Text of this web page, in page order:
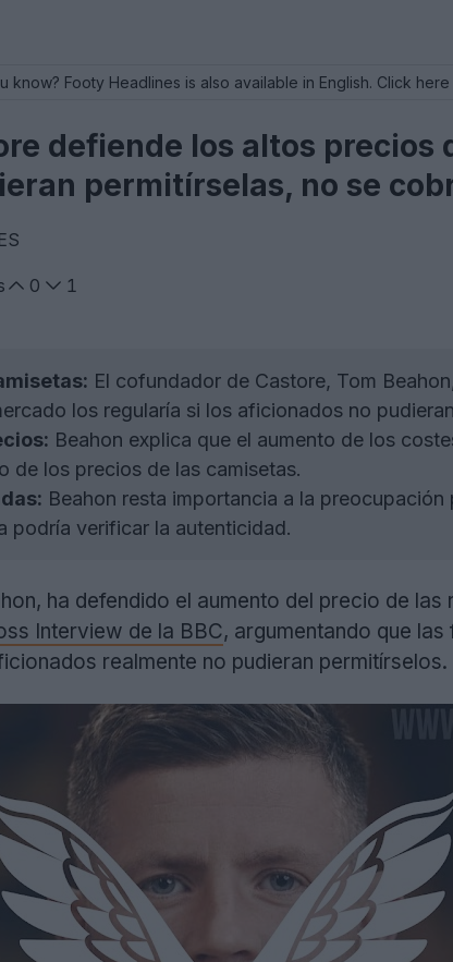
know? Footy Headlines is also available in English. Click here
defiende los altos precios
permitírselas, no se
0
1
El cofundador de Castore, Tom
los regularía si los aficionados no
Beahon explica que el aumento de los
de los precios de las camisetas.
Beahon resta importancia a la
podría verificar la autenticidad.
ha defendido el aumento del precio de
Interview de la BBC, argumentando que
realmente no pudieran permitírselos.